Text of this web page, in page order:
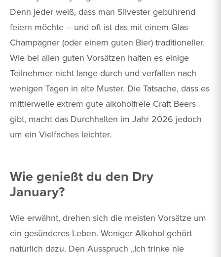
Denn jeder weiß, dass man Silvester gebührend
feiern möchte – und oft ist das mit einem Glas
Champagner (oder einem guten Bier) traditioneller.
Wie bei allen guten Vorsätzen halten es einige
Teilnehmer nicht lange durch und verfallen nach
wenigen Tagen in alte Muster. Die Tatsache, dass es
mittlerweile extrem gute alkoholfreie Craft Beers
gibt, macht das Durchhalten im Jahr 2026 jedoch
um ein Vielfaches leichter.
Wie genießt du den Dry
January?
Wie erwähnt, drehen sich die meisten Vorsätze um
ein gesünderes Leben. Weniger Alkohol gehört
natürlich dazu. Den Ausspruch „Ich trinke nie